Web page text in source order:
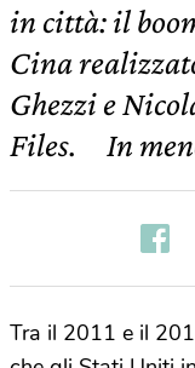
in città: il
Cina
Ghezzi e
Files. In
Tra il 2011 e il